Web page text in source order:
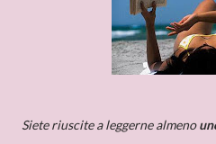
Siete riuscite a leggerne almeno